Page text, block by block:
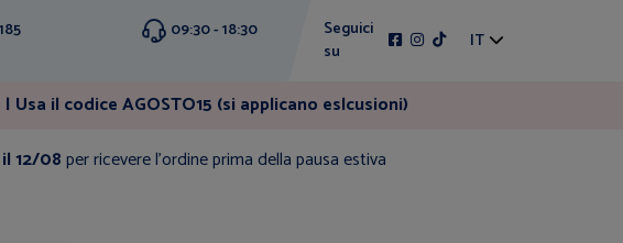
09:30 - 18:30
Seguici
su
IT
il codice AGOSTO15 (si applicano eslcusioni)
12/08per ricevere l'ordine prima della pausa estiva